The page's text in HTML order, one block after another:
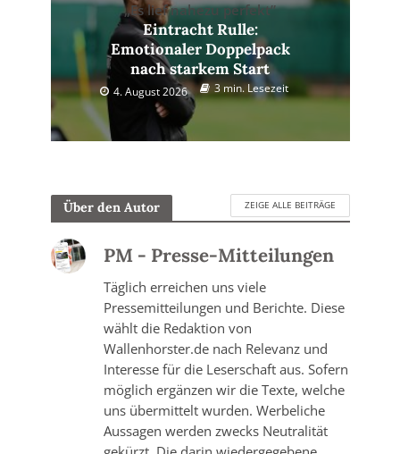
„Es lief nahezu perfekt”
Eintracht Rulle:
Emotionaler Doppelpack
nach starkem Start
4. August 2026 3 min. Lesezeit
Über den Autor ZEIGE ALLE BEITRÄGE
PM - Presse-Mitteilungen
Täglich erreichen uns viele
Pressemitteilungen und Berichte. Diese
wählt die Redaktion von
Wallenhorster.de nach Relevanz und
Interesse für die Leserschaft aus. Sofern
möglich ergänzen wir die Texte, welche
uns übermittelt wurden. Werbeliche
Aussagen werden zwecks Neutralität